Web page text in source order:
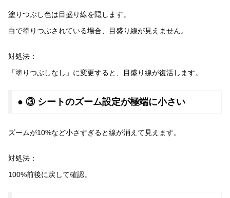
塗りつぶし色は目盛り線を隠します。
白で塗りつぶされている場合、目盛り線が見えません。
対処法：
「塗りつぶしなし」に変更すると、目盛り線が復活します。
● ③ シートのズーム設定が極端に小さい
ズームが10%など小さすぎると線が消えて見えます。
対処法：
100%前後に戻して確認。